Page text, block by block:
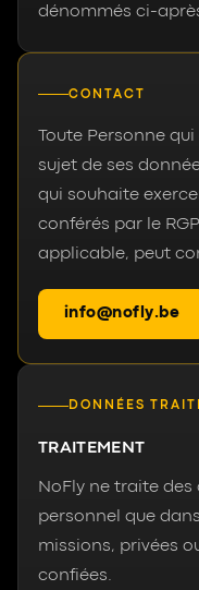
dénommés ci-
CONTACT
Toute Personne
sujet de ses
qui souhaite
conférés par le
applicable, peut
info@nofly.be
DONNÉES
TRAITEMENT
NoFly ne traite
personnel que
missions, privées
confiées.